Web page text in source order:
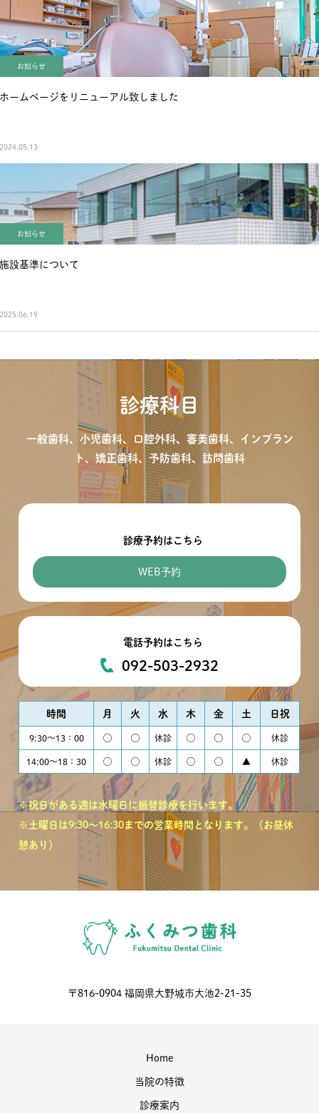
お知らせ
ホームページをリニューアル致しました
2024.05.13
お知らせ
施設基準について
2025.06.19
診療科目
一般歯科、小児歯科、口腔外科、審美歯科、インプラン
ト、矯正歯科、予防歯科、訪問歯科
診療予約はこちら
WEB予約
電話予約はこちら
092-503-2932
時間 月 火 水 木 金 土 日祝
9:30〜13：00 ◯ ◯ 休診 ◯ ◯ ◯ 休診
14:00〜18：30 ◯ ◯ 休診 ◯ ◯ ▲ 休診
※祝日がある週は水曜日に振替診療を行います。
※土曜日は9:30～16:30までの営業時間となります。（お昼休
憩あり）
〒816-0904 福岡県大野城市大池2-21-35
Home
当院の特徴
診療案内